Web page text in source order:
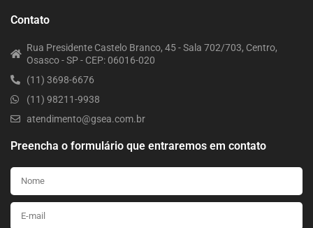
Contato
Rua Presidente Castelo Branco, 45 - Sala 702/703, Centro,
Osasco - SP - CEP: 06016-020
(11) 3698-6676
(11) 98211-9938
atendimento@gsea.com.br
Preencha o formulário que entraremos em contato